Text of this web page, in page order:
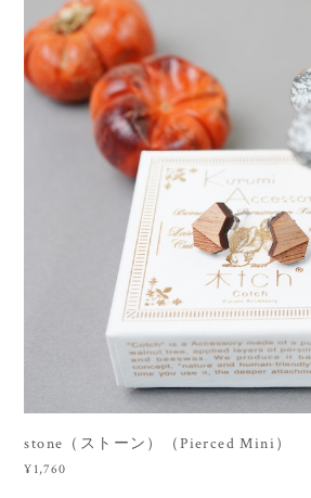
stone（ストーン）（Pierced Mini）
¥1,760